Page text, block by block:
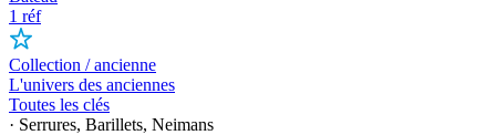
1 réf
Collection / ancienne
L'univers des anciennes
Toutes les clés
· Serrures, Barillets, Neimans